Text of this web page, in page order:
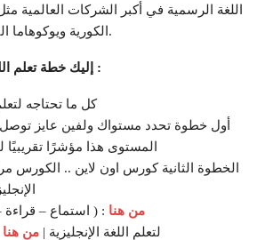
اللغة الرسمية في أكبر الشركات العالمية
الكورية ويوكوهاما اليابانية وجوجل وفيسبوك.
إليك خطة تعلم اللغة الانجليزية من الصفر :
كل ما تحتاجه
أول خطوة تحدد مستواك ولفين عايز
المستوى هذا مؤشرًا تقريبيًا
الخطوة الثانية كورس اون لاين .. الكورس
( استماع – قراءة – كـتابة – تحدث ) : من هنا
كورسات Oxford لتعلم اللغة الإنجليزية | من هنا